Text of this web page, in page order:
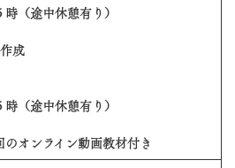
（途中休憩有り）
成
（途中休憩有り）
のオンライン動画教材付き